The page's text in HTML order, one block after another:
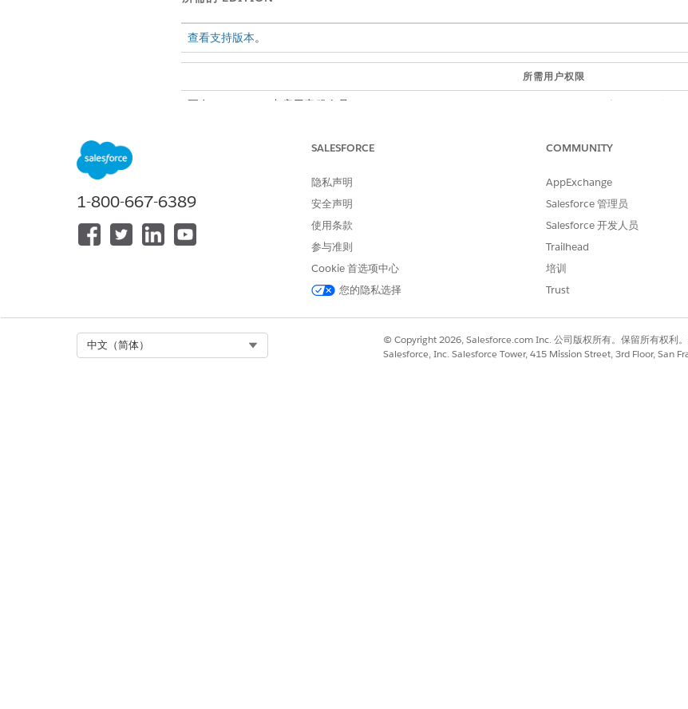
查看支持版本。
所需用户权限
要在 Salesforce 中启用客服人员：
要构建和管理 HR 服务客服人员：
管理 Agentforce 服
或
自定义应用程序
本主题包含潜在敏感操作。要使用本主题，请根据业务的安全要求自定义此操作。请参阅
1-800-667-6389
SALESFORCE
隐私声明
安全声明
使用条款
参与准则
Cookie 首选项中心
您的隐私选择
COMMUNITY
AppExchange
Salesforce 管理员
Salesforce 开发人员
Trailhead
培训
Trust
中文（简体）
© Copyright 2026, Salesforce.com Inc. 公司版权所有。保留所有权利
Salesforce, Inc. Salesforce Tower, 415 Mission Street, 3rd Floor, San